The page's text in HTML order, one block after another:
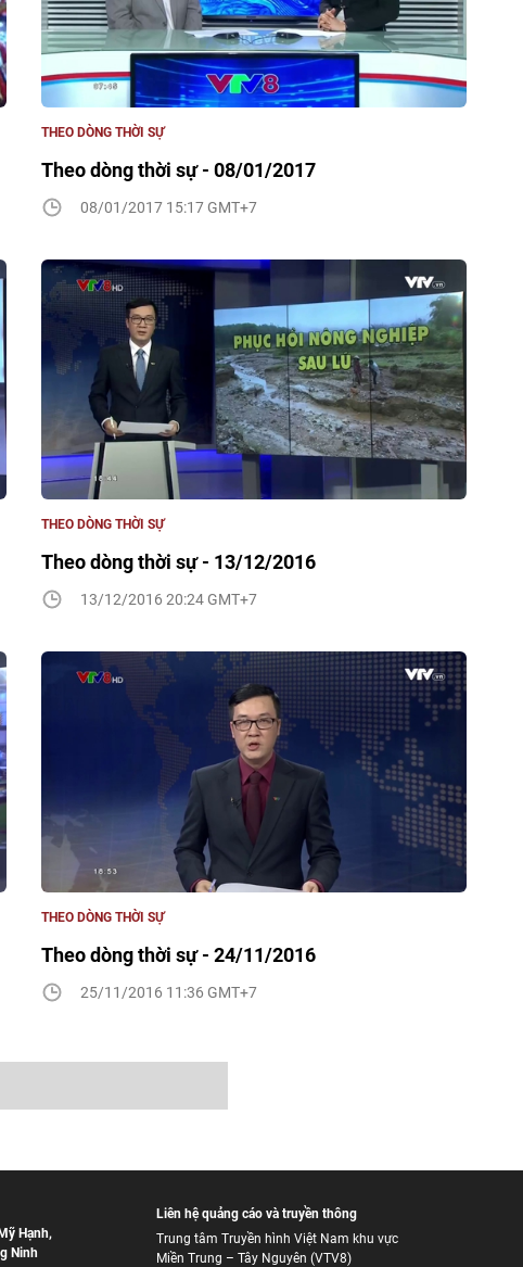
Theo dòng thời sự - 08/01/2017
THEO DÒNG THỜI SỰ
08/01/2017 15:17 GMT+7
Theo dòng thời sự - 13/12/2016
THEO DÒNG THỜI SỰ
13/12/2016 20:24 GMT+7
Theo dòng thời sự - 24/11/2016
THEO DÒNG THỜI SỰ
25/11/2016 11:36 GMT+7
Hạnh,
Ninh
Liên hệ quảng cáo và truyền thông
Trung tâm Truyền hình Việt Nam khu vực
Miền Trung – Tây Nguyên (VTV8)